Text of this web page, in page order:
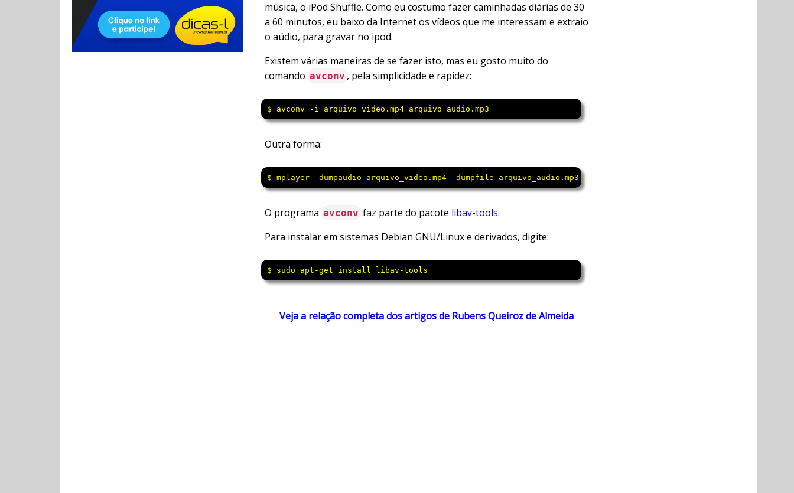
música, o iPod Shuffle. Como eu costumo fazer caminhadas diárias de 30
a 60 minutos, eu baixo da Internet os vídeos que me interessam e extraio
o aúdio, para gravar no ipod.
Existem várias maneiras de se fazer isto, mas eu gosto muito do
comando avconv , pela simplicidade e rapidez:
$ avconv -i arquivo_video.mp4 arquivo_audio.mp3
Outra forma:
$ mplayer -dumpaudio arquivo_video.mp4 -dumpfile arquivo_audio.mp3
O programa avconv faz parte do pacote libav-tools.
Para instalar em sistemas Debian GNU/Linux e derivados, digite:
$ sudo apt-get install libav-tools
Veja a relação completa dos artigos de Rubens Queiroz de Almeida